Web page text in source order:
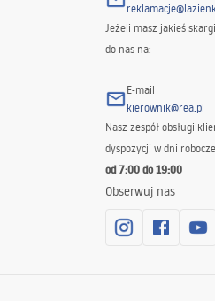
Jeżeli masz jakieś
do nas na:
E-mail
kierownik@rea.pl
Nasz zespół obsługi
dyspozycji w dni
od 7:00 do 19:00
Obserwuj nas